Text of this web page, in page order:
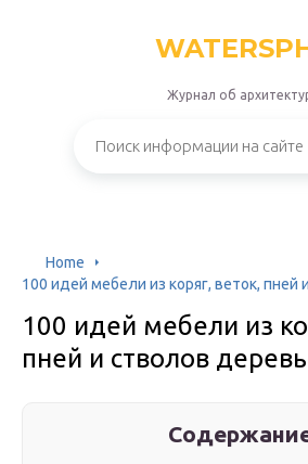
Журнал об
Home
100 идей мебели из коряг, веток, пней
100 идей мебели из
пней и стволов